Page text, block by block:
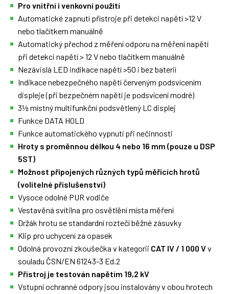
Pro vnitřní i venkovní použití
Automatické zapnutí přístroje při detekci napětí >12 V
nebo tlačítkem manuálně
Automatický přechod z měření odporu na měření napětí
při detekci napětí > 12 V nebo tlačítkem manuálně
Nezávislá LED indikace napětí >50 i bez baterií
Indikace nebezpečného napětí červeným podsvícením
displeje (při bezpečném napětí je podsvícení modré)
3½ místný multifunkční podsvětlený LC displej
Funkce DATA HOLD
Funkce automatického vypnutí při nečinnosti
Hroty s proměnnou délkou 4 nebo 16 mm (pouze u DSP
5ST)
Možnost připojených různých typů měřicích hrotů
(volitelné příslušenství)
Vysoce odolné PUR vodiče
Vestavěná svítilna pro osvětlění místa měření
Držák hrotu se standardní roztečí běžné zásuvky
Klip pro uchycení za opasek
Odolná provozní zkoušečka v kategorii CAT IV / 1 000 Vv
souladu ČSN/EN 61243-3 Ed.2
Přístroj je testován napětím 19,2 kV
Vstupní ochranné odpory jsou instalovány v obou hrotech